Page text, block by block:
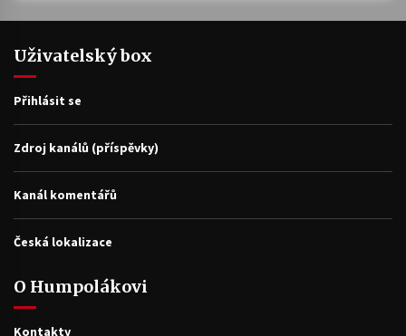
Uživatelský box
Přihlásit se
Zdroj kanálů (příspěvky)
Kanál komentářů
Česká lokalizace
O Humpolákovi
Kontakty